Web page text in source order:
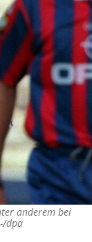
anderem bei
dpa